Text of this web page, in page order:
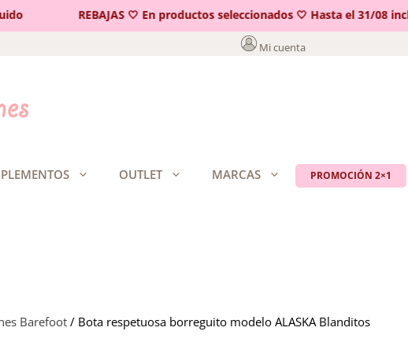
REBAJAS 🤍 En productos seleccionados 🤍 Hasta el 31/08
Mi cuenta
OUTLET MARCAS PROMOCIÓN 2×1
Barefoot/ Bota respetuosa borreguito modelo ALASKA Blanditos